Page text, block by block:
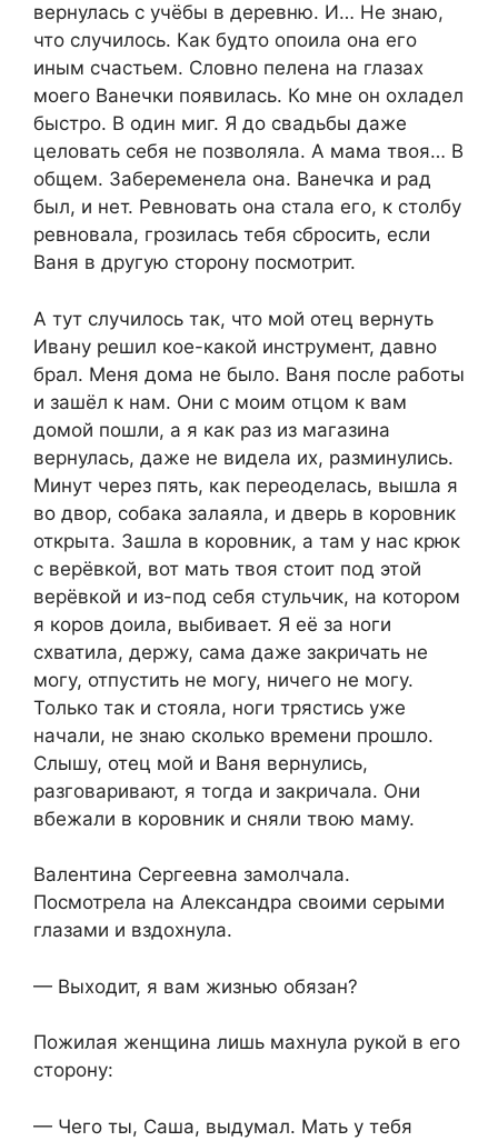
вернулась с учёбы в деревню. И… Не знаю,
что случилось. Как будто опоила она его
иным счастьем. Словно пелена на глазах
моего Ванечки появилась. Ко мне он охладел
быстро. В один миг. Я до свадьбы даже
целовать себя не позволяла. А мама твоя… В
общем. Забеременела она. Ванечка и рад
был, и нет. Ревновать она стала его, к столбу
ревновала, грозилась тебя сбросить, если
Ваня в другую сторону посмотрит.
А тут случилось так, что мой отец вернуть
Ивану решил кое-какой инструмент, давно
брал. Меня дома не было. Ваня после работы
и зашёл к нам. Они с моим отцом к вам
домой пошли, а я как раз из магазина
вернулась, даже не видела их, разминулись.
Минут через пять, как переоделась, вышла я
во двор, собака залаяла, и дверь в коровник
открыта. Зашла в коровник, а там у нас крюк
с верёвкой, вот мать твоя стоит под этой
верёвкой и из-под себя стульчик, на котором
я коров доила, выбивает. Я её за ноги
схватила, держу, сама даже закричать не
могу, отпустить не могу, ничего не могу.
Только так и стояла, ноги трястись уже
начали, не знаю сколько времени прошло.
Слышу, отец мой и Ваня вернулись,
разговаривают, я тогда и закричала. Они
вбежали в коровник и сняли твою маму.
Валентина Сергеевна замолчала.
Посмотрела на Александра своими серыми
глазами и вздохнула.
— Выходит, я вам жизнью обязан?
Пожилая женщина лишь махнула рукой в его
сторону:
— Чего ты, Саша, выдумал. Мать у тебя